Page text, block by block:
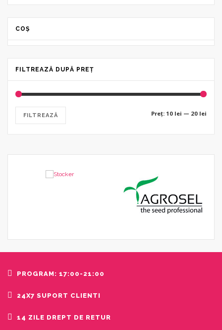
COȘ
FILTREAZĂ DUPĂ PREȚ
FILTREAZĂ Preț: 10 lei — 20 lei
PROGRAM: 17:00-21:00
24X7 SUPORT CLIENTI
14 ZILE DREPT DE RETUR